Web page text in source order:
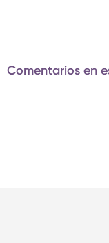
comentarios
Comentarios en